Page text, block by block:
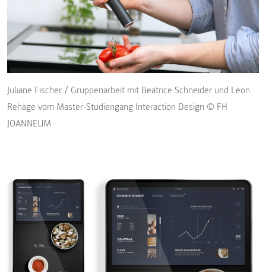
Juliane Fischer / Gruppenarbeit mit Beatrice Schneider und Leon
Rehage vom Master-Studiengang Interaction Design © FH
JOANNEUM